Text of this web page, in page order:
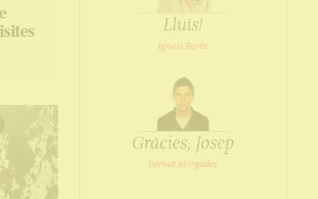
Lluís!
Ignasi Revés
Gràcies, Josep
Bernat Morgades